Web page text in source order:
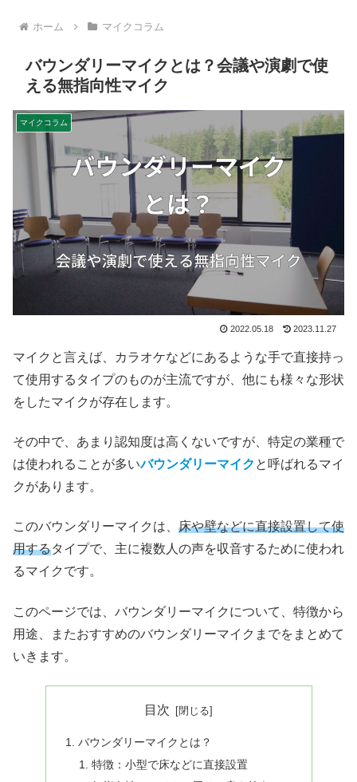
ホーム マイクコラム
バウンダリーマイクとは？会議や演劇で使
える無指向性マイク
マイクコラム
2022.05.18 2023.11.27
マイクと言えば、カラオケなどにあるような手で直接持っ
て使用するタイプのものが主流ですが、他にも様々な形状
をしたマイクが存在します。
その中で、あまり認知度は高くないですが、特定の業種で
は使われることが多いバウンダリーマイク と呼ばれるマイ
クがあります。
このバウンダリーマイクは、 床や壁などに直接設置して使
用するタイプで、主に複数人の声を収音するために使われ
るマイクです。
このページでは、バウンダリーマイクについて、特徴から
用途、またおすすめのバウンダリーマイクまでをまとめて
いきます。
目次
バウンダリーマイクとは？
特徴：小型で床などに直接設置